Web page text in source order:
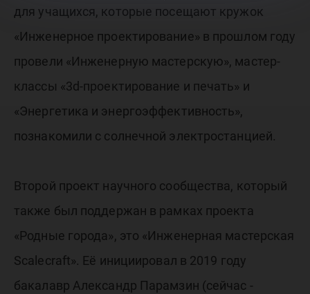
для учащихся, которые посещают кружок
«Инженерное проектирование» в прошлом году
провели «Инженерную мастерскую», мастер-
классы «3d-проектирование и печать» и
«Энергетика и энергоэффективность»,
познакомили с солнечной электростанцией.
Второй проект научного сообщества, который
также был поддержан в рамках проекта
«Родные города», это «Инженерная мастерская
Scalecraft». Её инициировал в 2019 году
бакалавр Александр Парамзин (сейчас -